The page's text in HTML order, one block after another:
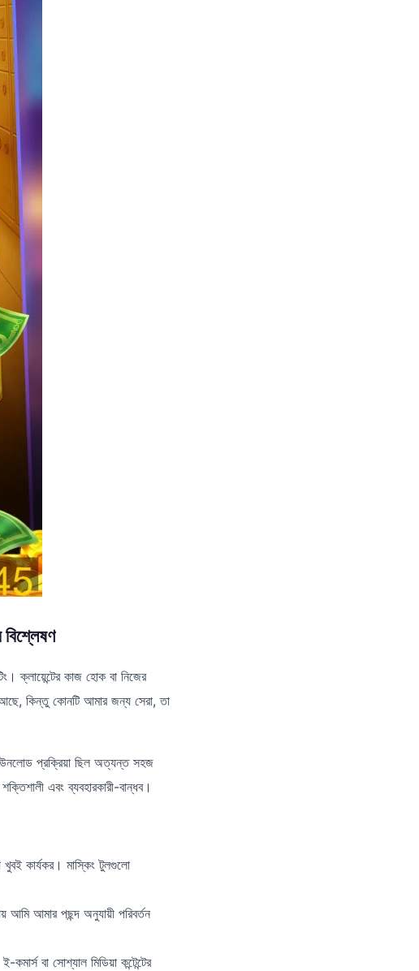
ক্লায়েন্টের কাজ হোক বা নিজের
কিন্তু কোনটি আমার জন্য সেরা, তা
প্রক্রিয়া ছিল অত্যন্ত সহজ
এবং ব্যবহারকারী-বান্ধব।
খুবই কার্যকর। মাস্কিং টুলগুলো
আমি আমার পছন্দ অনুযায়ী পরিবর্তন
বা সোশ্যাল মিডিয়া কন্টেন্টের